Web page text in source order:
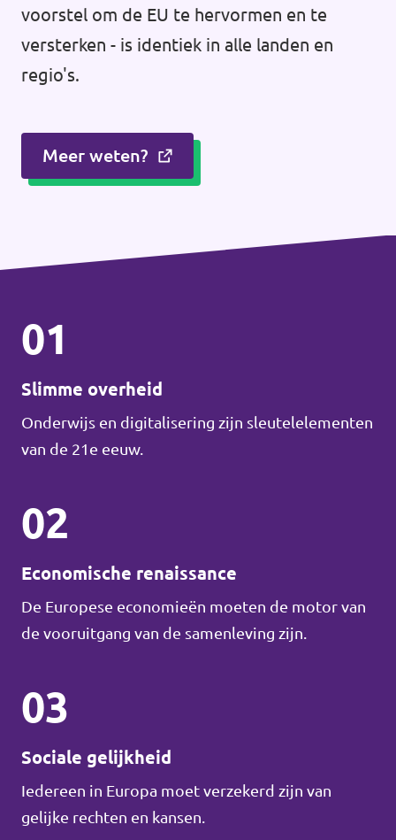
voorstel om de EU te hervormen en te
versterken - is identiek in alle landen en
regio's.
Meer weten?
01
Slimme overheid
Onderwijs en digitalisering zijn sleutelelementen
van de 21e eeuw.
02
Economische renaissance
De Europese economieën moeten de motor van
de vooruitgang van de samenleving zijn.
03
Sociale gelijkheid
Iedereen in Europa moet verzekerd zijn van
gelijke rechten en kansen.